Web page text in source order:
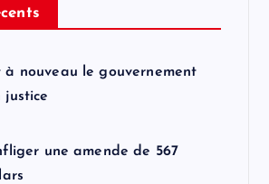
nouveau le gouvernement
justice
une amende de 567